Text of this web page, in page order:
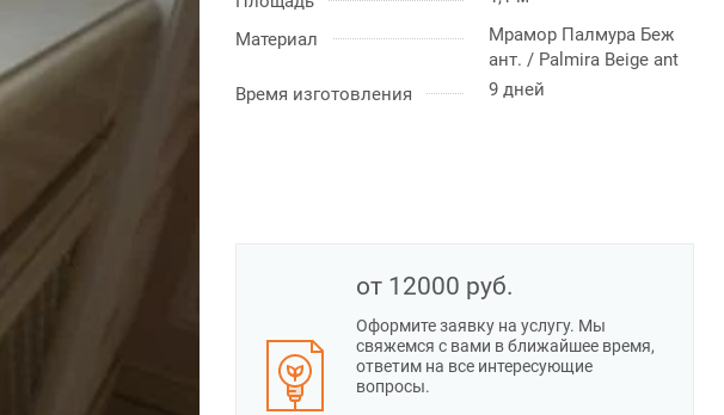
Материал
Мрамор Палмура Беж
ант. / Palmira Beige ant
Время изготовления
9 дней
от 12000 руб.
Оформите заявку на услугу. Мы
свяжемся с вами в ближайшее время,
ответим на все интересующие
вопросы.